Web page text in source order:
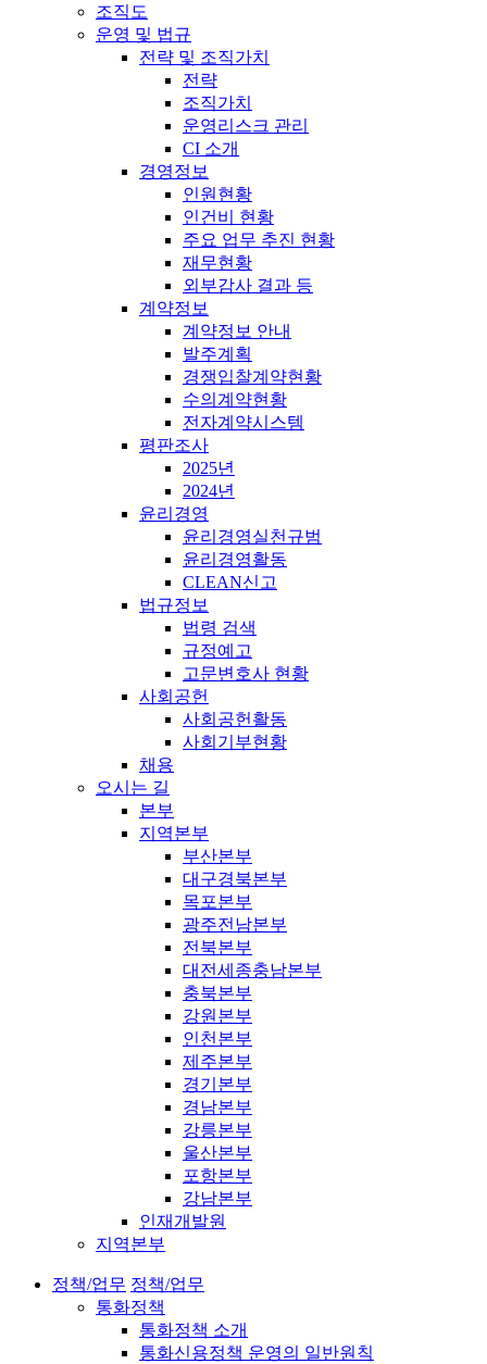
조직도
운영 및 법규
전략 및 조직가치
전략
조직가치
운영리스크 관리
CI 소개
경영정보
인원현황
인건비 현황
주요 업무 추진 현황
재무현황
외부감사 결과 등
계약정보
계약정보 안내
발주계획
경쟁입찰계약현황
수의계약현황
전자계약시스템
평판조사
2025년
2024년
윤리경영
윤리경영실천규범
윤리경영활동
CLEAN신고
법규정보
법령 검색
규정예고
고문변호사 현황
사회공헌
사회공헌활동
사회기부현황
채용
오시는 길
본부
지역본부
부산본부
대구경북본부
목포본부
광주전남본부
전북본부
대전세종충남본부
충북본부
강원본부
인천본부
제주본부
경기본부
경남본부
강릉본부
울산본부
포항본부
강남본부
인재개발원
지역본부
정책/업무 정책/업무
통화정책
통화정책 소개
통화신용정책 운영의 일반원칙